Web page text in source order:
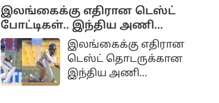
வேகப்பந்து வீச்சாளர்
பும்ரா காயம் காரணமாக
திடீரென விலகியுள்ளது
இந்திய அணிக்குப்
பெரும் பின்னடைவாக
அமைந்துள்ளது.
இலங்கைக்கு எதிரான டெஸ்ட்
போட்டிகள்.. இந்திய அணி
அறிவிப்பு.. மீண்டும் வருகிறார்
ஜடேஜா...
இலங்கைக்கு எதிரான
டெஸ்ட் தொடருக்கான
இந்திய அணி